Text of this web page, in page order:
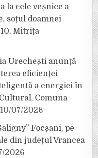
la cele veșnice a
soțul doamnei
Mitrița
Urechești anunță
eficienței
a energiei în
Comuna
10/07/2026
Focșani, pe
din județul Vrancea
2026